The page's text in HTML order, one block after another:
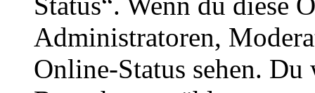
Administratoren,
Online-Status sehen.